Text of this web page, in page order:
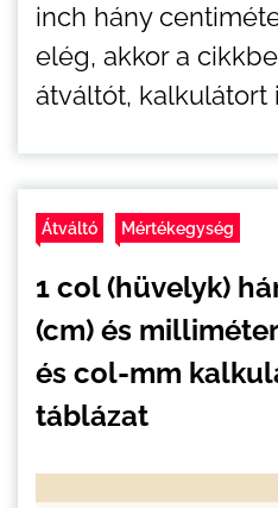
inch hány
elég, akkor a
átváltót, kalkulátort
Átváltó Mértékegység
1 col (hüvelyk)
(cm) és
és col-mm
táblázat